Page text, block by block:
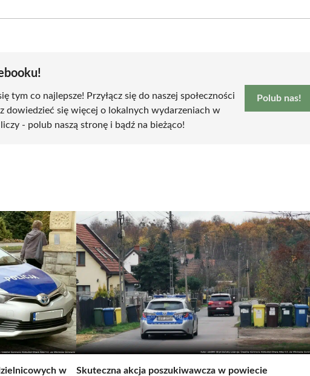
tym co najlepsze! Przyłącz się do naszej społeczności
dowiedzieć się więcej o lokalnych wydarzeniach w
- polub naszą stronę i bądź na bieżąco!
Polub nas!
w
Skuteczna akcja poszukiwawcza w powiecie